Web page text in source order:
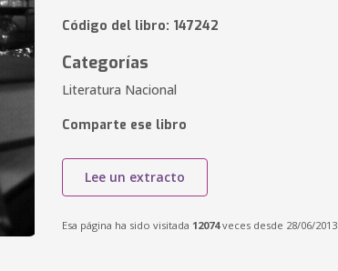
Código del libro: 147242
Categorías
Literatura Nacional
Comparte ese libro
Lee un extracto
Esa página ha sido visitada 12074veces desde 28/06/2013